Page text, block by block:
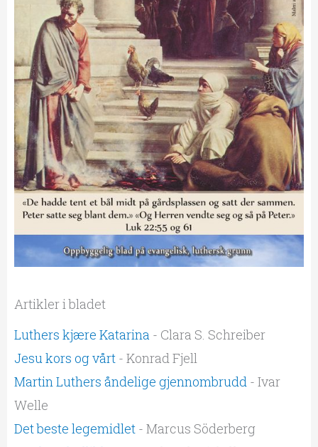
Artikler i bladet
Luthers kjære Katarina - Clara S. Schreiber
Jesu kors og vårt - Konrad Fjell
Martin Luthers åndelige gjennombrudd - Ivar
Welle
Det beste legemidlet - Marcus Söderberg